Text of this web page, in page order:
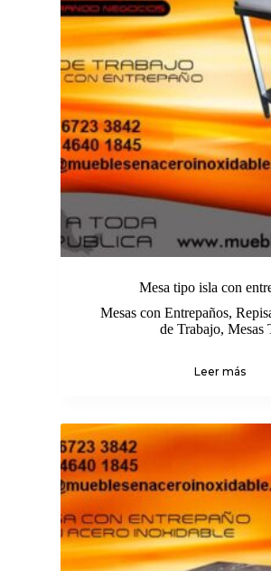
Mesa tipo isla con
Mesas con Entrepaños,
de Trabajo, Mesas
Leer más